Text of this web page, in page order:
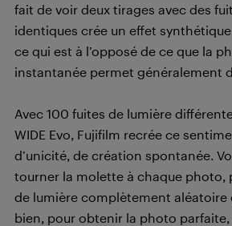
fait de voir deux tirages avec des
identiques crée un effet
ce qui est à l’opposé de ce que la
instantanée permet généralement
Avec 100 fuites de lumière
WIDE Evo, Fujifilm recrée ce
d’unicité, de création spontanée.
tourner la molette à chaque photo,
de lumière complètement aléatoire
bien, pour obtenir la photo parfaite,